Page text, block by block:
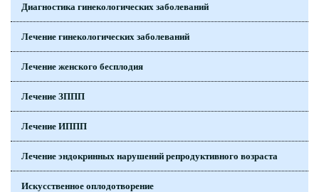
Диагностика гинекологических заболеваний
Лечение гинекологических заболеваний
Лечение женского бесплодия
Лечение ЗППП
Лечение ИППП
Лечение эндокринных нарушений репродуктивного возраста
Искусственное оплодотворение